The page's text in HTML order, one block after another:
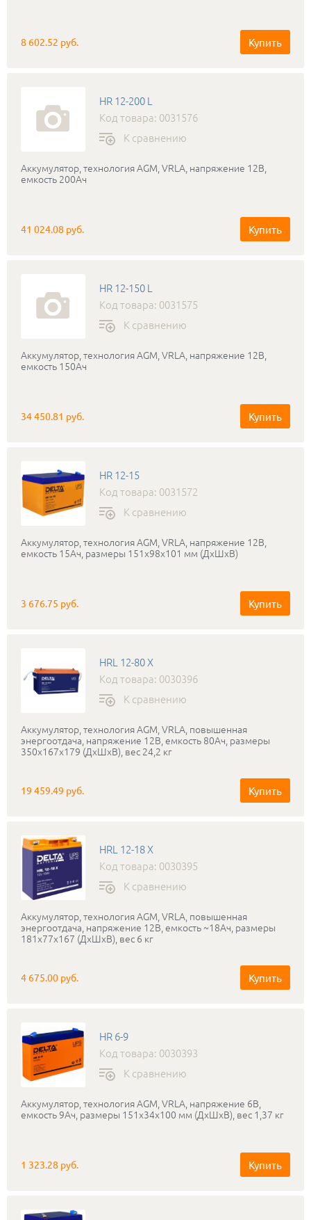
8 602.52 руб. Купить
HR 12-200 L
Код товара: 0031576
К сравнению
Аккумулятор, технология AGM, VRLA, напряжение 12В,
емкость 200Ач
41 024.08 руб. Купить
HR 12-150 L
Код товара: 0031575
К сравнению
Аккумулятор, технология AGM, VRLA, напряжение 12В,
емкость 150Ач
34 450.81 руб. Купить
HR 12-15
Код товара: 0031572
К сравнению
Аккумулятор, технология AGM, VRLA, напряжение 12В,
емкость 15Ач, размеры 151x98x101 мм (ДхШхВ)
3 676.75 руб. Купить
HRL 12-80 X
Код товара: 0030396
К сравнению
Аккумулятор, технология AGM, VRLA, повышенная
энергоотдача, напряжение 12В, емкость 80Ач, размеры
350х167х179 (ДхШхВ), вес 24,2 кг
19 459.49 руб. Купить
HRL 12-18 X
Код товара: 0030395
К сравнению
Аккумулятор, технология AGM, VRLA, повышенная
энергоотдача, напряжение 12В, емкость ~18Ач, размеры
181х77х167 (ДхШхВ), вес 6 кг
4 675.00 руб. Купить
HR 6-9
Код товара: 0030393
К сравнению
Аккумулятор, технология AGM, VRLA, напряжение 6В,
емкость 9Ач, размеры 151x34x100 мм (ДхШхВ), вес 1,37 кг
1 323.28 руб. Купить